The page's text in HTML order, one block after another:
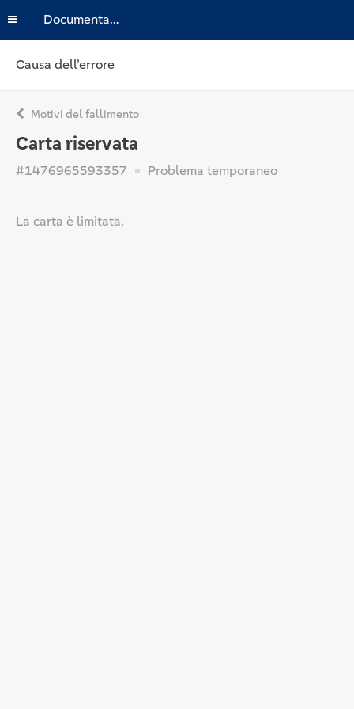
Documentazione
Causa dell’errore
Motivi del fallimento
Carta riservata
#1476965593357 Problema temporaneo
La carta è limitata.